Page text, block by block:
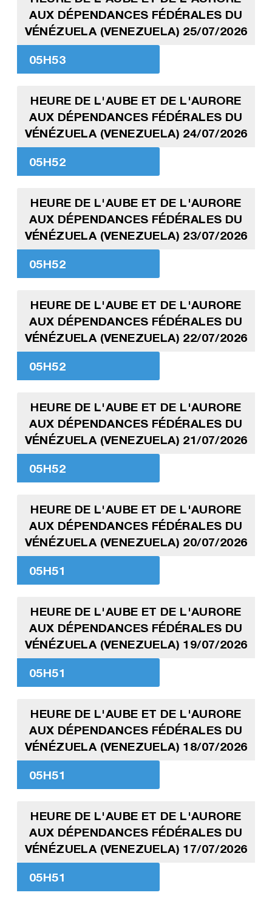
AUX DÉPENDANCES FÉDÉRALES DU
VÉNÉZUELA (VENEZUELA) 25/07/2026
05H53
HEURE DE L'AUBE ET DE L'AURORE
AUX DÉPENDANCES FÉDÉRALES DU
VÉNÉZUELA (VENEZUELA) 24/07/2026
05H52
HEURE DE L'AUBE ET DE L'AURORE
AUX DÉPENDANCES FÉDÉRALES DU
VÉNÉZUELA (VENEZUELA) 23/07/2026
05H52
HEURE DE L'AUBE ET DE L'AURORE
AUX DÉPENDANCES FÉDÉRALES DU
VÉNÉZUELA (VENEZUELA) 22/07/2026
05H52
HEURE DE L'AUBE ET DE L'AURORE
AUX DÉPENDANCES FÉDÉRALES DU
VÉNÉZUELA (VENEZUELA) 21/07/2026
05H52
HEURE DE L'AUBE ET DE L'AURORE
AUX DÉPENDANCES FÉDÉRALES DU
VÉNÉZUELA (VENEZUELA) 20/07/2026
05H51
HEURE DE L'AUBE ET DE L'AURORE
AUX DÉPENDANCES FÉDÉRALES DU
VÉNÉZUELA (VENEZUELA) 19/07/2026
05H51
HEURE DE L'AUBE ET DE L'AURORE
AUX DÉPENDANCES FÉDÉRALES DU
VÉNÉZUELA (VENEZUELA) 18/07/2026
05H51
HEURE DE L'AUBE ET DE L'AURORE
AUX DÉPENDANCES FÉDÉRALES DU
VÉNÉZUELA (VENEZUELA) 17/07/2026
05H51